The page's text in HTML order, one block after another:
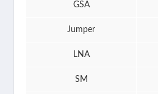
GSA
Jumper
LNA
SM